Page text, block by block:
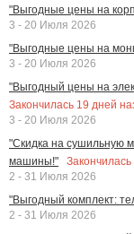
"Выгодные цены на
3 - 20 Июля 2026
"Выгодные цены на
3 - 20 Июля 2026
"Выгодный цены на
Закончилась 19 дней
3 - 20 Июля 2026
"Скидка на сушильную
машины!"
Закончилась
2 - 31 Июля 2026
"Выгодный комплект:
2 - 31 Июля 2026